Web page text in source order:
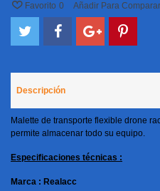
Favorito 0 Añadir Para Comparar
Descripción
Malette de transporte flexible drone
permite almacenar todo su equipo.
Especificaciones técnicas :
Marca : Realacc